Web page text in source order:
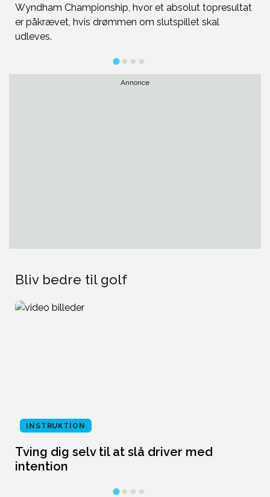
Wyndham Championship, hvor et absolut topresultat
er påkrævet, hvis drømmen om slutspillet skal
udleves.
Annonce
Bliv bedre til golf
INSTRUKTION
Tving dig selv til at slå driver med
intention